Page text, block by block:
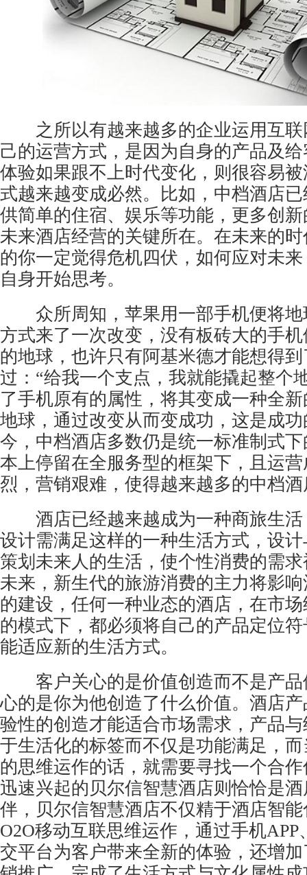
之所以有越来越多的企业运用互联
己的运营方式，是因为自身的产品及
体验如果跟不上时代变化，则很容易
式越来越变成必然。比如，中档酒店
供简单的住宿、娱乐等功能，更多创
未来酒店经营的关键所在。在未来的
的你一定觉得危机四伏，如何应对未
自身开始思考。
众所周知，苹果用一部手机便将地
方式来了一次改变，没有板砖大的手
的地球，也许只有阿基米德才能想得
过：“给我一个支点，我就能撬起整个
了手机原有的属性，将其变成一种全
地球，通过改变从而变成功，这是成
今，中档酒店多数仍是统一标准制式
本上停留在全服务型的框架下，且运
烈，营销艰难，使得越来越多的中档
酒店已经越来越成为一种商旅生活
设计需满足这样的一种生活方式，设
策划未来人的生活，使个性消费的需
未来，新生代的旅游消费的主力将影
的建设，任何一种业态的酒店，在市
的模式下，都必须将自己的产品定位
能适应新的生活方式。
客户关心的是价值创造而不是产品
心的是你为他创造了什么价值。酒店
验性的创造才能适合市场需求，产品
于生活化的标签而不仅是功能满足，
的思维运作的话，就需要寻找一个合
迅速兴起的贝尔信智慧酒店则恰恰是
伴，贝尔信智慧酒店不仅精于酒店智
O2O移动互联思维运作，通过手机
交平台为客户带来全新的体验，还增